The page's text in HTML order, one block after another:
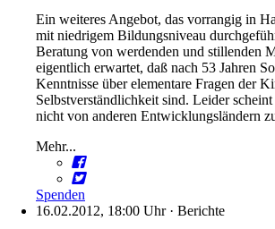
Ein weiteres Angebot, das vorrangig in
mit niedrigem Bildungsniveau
Beratung von werdenden und stillenden
eigentlich erwartet, daß nach 53 Jahren
Kenntnisse über elementare Fragen der
Selbstverständlichkeit sind. Leider
nicht von anderen Entwicklungsländern
Mehr...
Spenden
16.02.2012, 18:00 Uhr· Berichte